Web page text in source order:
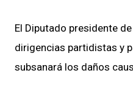
El Diputado presidente
dirigencias partidistas y
subsanará los daños